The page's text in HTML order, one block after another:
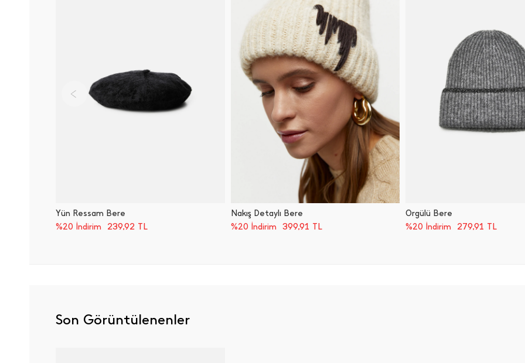
Yün Ressam Bere
%20 İndirim
239,92 TL
Nakış Detaylı Bere
%20 İndirim
399,91 TL
Örgülü Bere
%20 İndirim
279,91 TL
Son Görüntülenenler